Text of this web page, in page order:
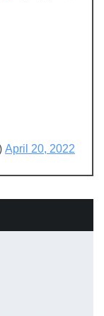
April 20, 2022